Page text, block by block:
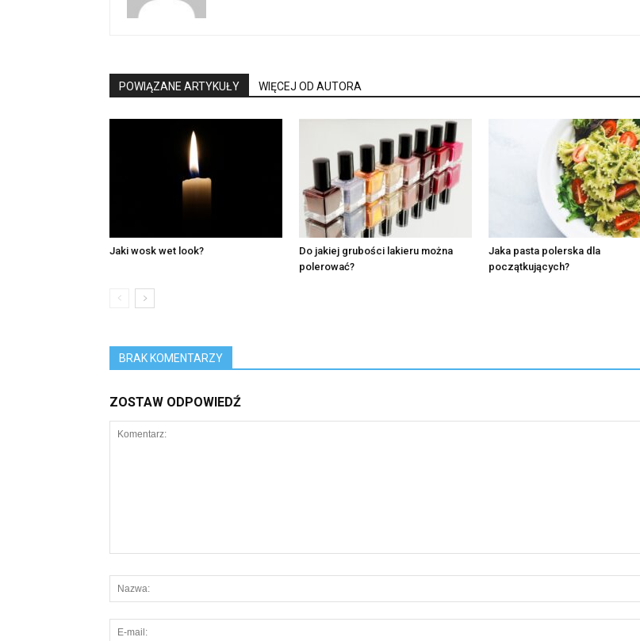
POWIĄZANE ARTYKUŁY WIĘCEJ OD AUTORA
Jaki wosk wet look?
Do jakiej grubości lakieru można
polerować?
Jaka pasta polerska dla
początkujących?
BRAK KOMENTARZY
ZOSTAW ODPOWIEDŹ